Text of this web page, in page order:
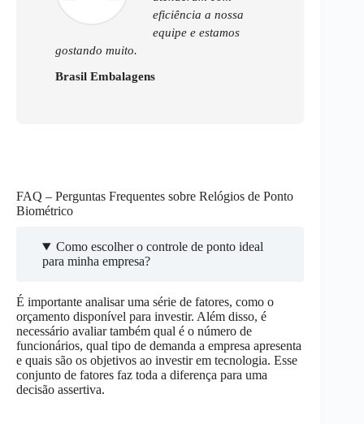
eficiência a nossa
equipe e estamos
gostando muito.
Brasil Embalagens
FAQ – Perguntas Frequentes sobre Relógios de Ponto
Biométrico
Como escolher o controle de ponto ideal
para minha empresa?
É importante analisar uma série de fatores, como o
orçamento disponível para investir. Além disso, é
necessário avaliar também qual é o número de
funcionários, qual tipo de demanda a empresa apresenta
e quais são os objetivos ao investir em tecnologia. Esse
conjunto de fatores faz toda a diferença para uma
decisão assertiva.